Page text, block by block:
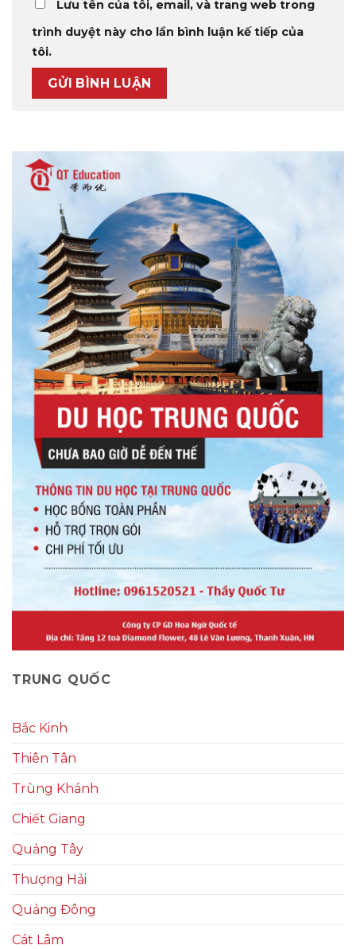
Lưu tên của tôi, email, và trang web trong
trình duyệt này cho lần bình luận kế tiếp của
tôi.
TRUNG QUỐC
Bắc Kinh
Thiên Tân
Trùng Khánh
Chiết Giang
Quảng Tây
Thượng Hải
Quảng Đông
Cát Lâm